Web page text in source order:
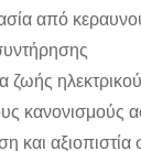
από
ζωής
κανονισμούς
και αξιοπιστία